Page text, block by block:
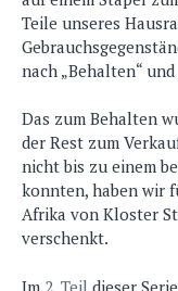
Teile unseres
nach „Behalten“
Das zum Behalten
der Rest zum
nicht bis zu einem
konnten, haben wir
Afrika von Kloster
verschenkt.
Im 2. Teil dieser